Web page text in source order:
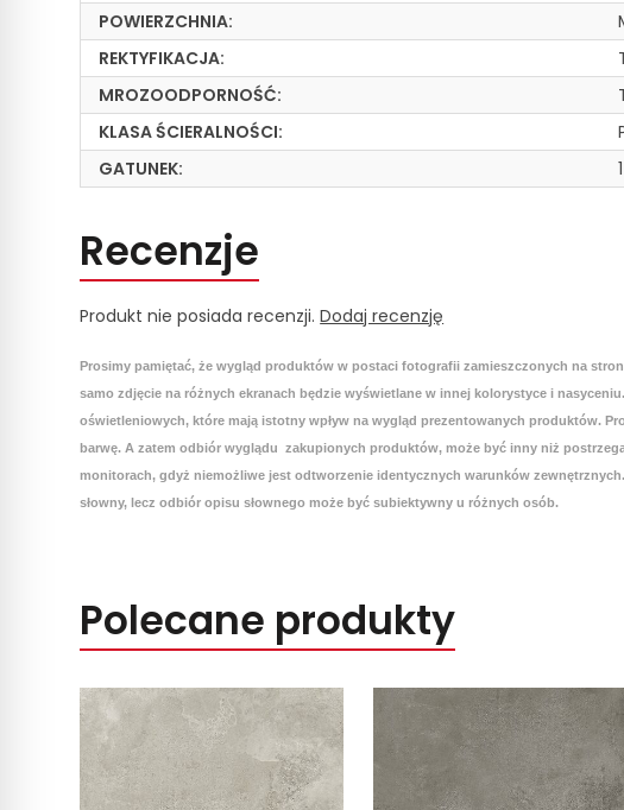
POWIERZCHNIA:
REKTYFIKACJA:
MROZOODPORNOŚĆ:
KLASA ŚCIERALNOŚCI:
GATUNEK:
1
Recenzje
Produkt nie posiada recenzji.Dodaj recenzję
Prosimy pamiętać, że wygląd produktów w postaci fotografii zamieszczonych na
samo zdjęcie na różnych ekranach będzie wyświetlane w innej kolorystyce i
oświetleniowych, które mają istotny wpływ na wygląd prezentowanych produktów.
barwę. A zatem odbiór wyglądu zakupionych produktów, może być inny niż
monitorach, gdyż niemożliwe jest odtworzenie identycznych warunków
słowny, lecz odbiór opisu słownego może być subiektywny u różnych osób.
Polecane produkty